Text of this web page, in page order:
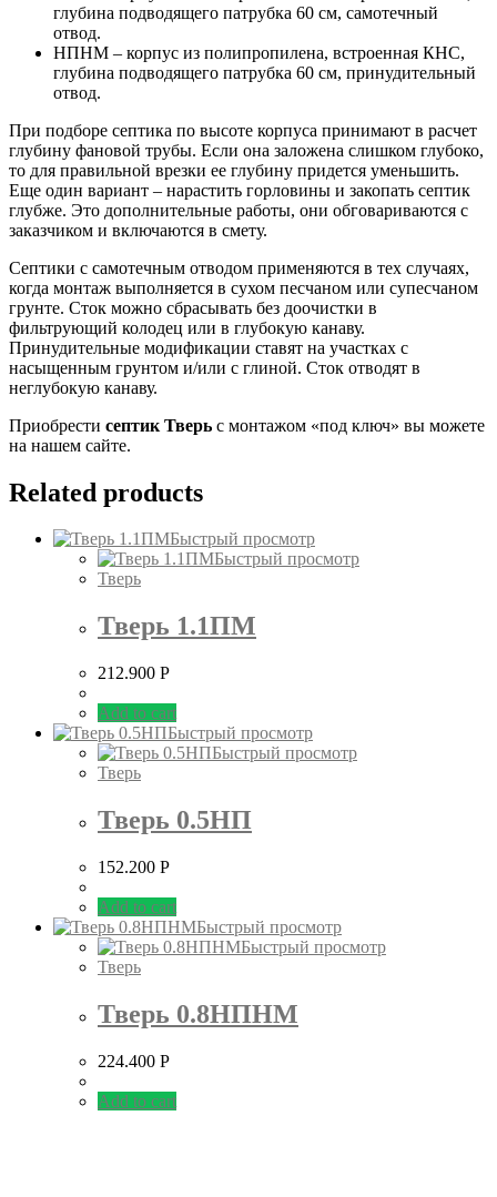
глубина подводящего патрубка 60 см, самотечный
отвод.
НПНМ – корпус из полипропилена, встроенная КНС,
глубина подводящего патрубка 60 см, принудительный
отвод.
При подборе септика по высоте корпуса принимают в расчет
глубину фановой трубы. Если она заложена слишком глубоко,
то для правильной врезки ее глубину придется уменьшить.
Еще один вариант – нарастить горловины и закопать септик
глубже. Это дополнительные работы, они обговариваются с
заказчиком и включаются в смету.
Септики с самотечным отводом применяются в тех случаях,
когда монтаж выполняется в сухом песчаном или супесчаном
грунте. Сток можно сбрасывать без доочистки в
фильтрующий колодец или в глубокую канаву.
Принудительные модификации ставят на участках с
насыщенным грунтом и/или с глиной. Сток отводят в
неглубокую канаву.
Приобрести септик Тверь с монтажом «под ключ» вы можете
на нашем сайте.
Related products
Быстрый просмотр
Быстрый просмотр
Тверь
Тверь 1.1ПМ
212.900 Р
Add to cart
Быстрый просмотр
Быстрый просмотр
Тверь
Тверь 0.5НП
152.200 Р
Add to cart
Быстрый просмотр
Быстрый просмотр
Тверь
Тверь 0.8НПНМ
224.400 Р
Add to cart